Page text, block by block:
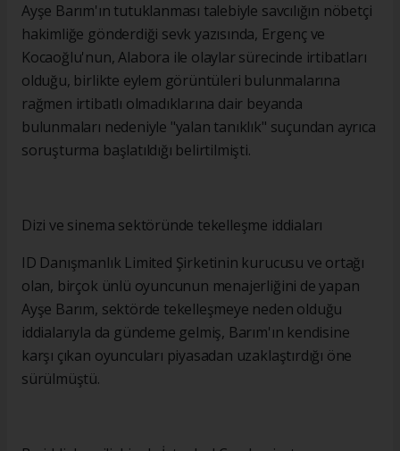
Ayşe Barım'ın tutuklanması talebiyle savcılığın nöbetçi
hakimliğe gönderdiği sevk yazısında, Ergenç ve
Kocaoğlu'nun, Alabora ile olaylar sürecinde irtibatları
olduğu, birlikte eylem görüntüleri bulunmalarına
rağmen irtibatlı olmadıklarına dair beyanda
bulunmaları nedeniyle "yalan tanıklık" suçundan ayrıca
soruşturma başlatıldığı belirtilmişti.
Dizi ve sinema sektöründe tekelleşme iddiaları
ID Danışmanlık Limited Şirketinin kurucusu ve ortağı
olan, birçok ünlü oyuncunun menajerliğini de yapan
Ayşe Barım, sektörde tekelleşmeye neden olduğu
iddialarıyla da gündeme gelmiş, Barım'ın kendisine
karşı çıkan oyuncuları piyasadan uzaklaştırdığı öne
sürülmüştü.